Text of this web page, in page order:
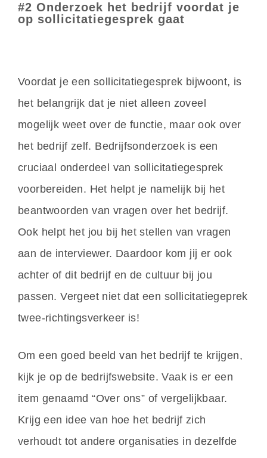
#2 Onderzoek het bedrijf voordat je
op sollicitatiegesprek gaat
Voordat je een sollicitatiegesprek bijwoont, is
het belangrijk dat je niet alleen zoveel
mogelijk weet over de functie, maar ook over
het bedrijf zelf. Bedrijfsonderzoek is een
cruciaal onderdeel van sollicitatiegesprek
voorbereiden. Het helpt je namelijk bij het
beantwoorden van vragen over het bedrijf.
Ook helpt het jou bij het stellen van vragen
aan de interviewer. Daardoor kom jij er ook
achter of dit bedrijf en de cultuur bij jou
passen. Vergeet niet dat een sollicitatiegeprek
twee-richtingsverkeer is!
Om een goed beeld van het bedrijf te krijgen,
kijk je op de bedrijfswebsite. Vaak is er een
item genaamd “Over ons” of vergelijkbaar.
Krijg een idee van hoe het bedrijf zich
verhoudt tot andere organisaties in dezelfde